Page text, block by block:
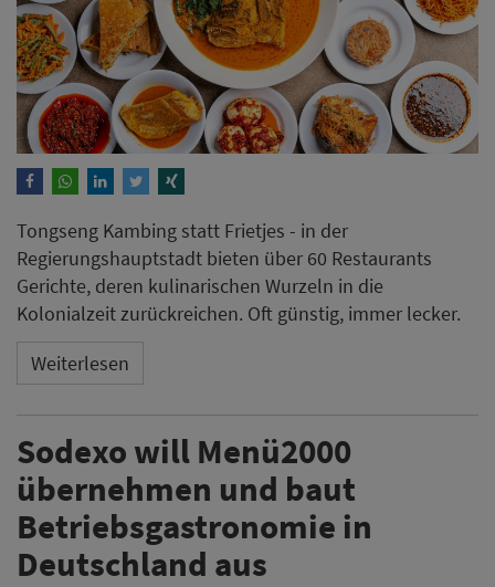
Tongseng Kambing statt Frietjes - in der
Regierungshauptstadt bieten über 60 Restaurants
Gerichte, deren kulinarischen Wurzeln in die
Kolonialzeit zurückreichen. Oft günstig, immer lecker.
Weiterlesen
Sodexo will Menü2000
übernehmen und baut
Betriebsgastronomie in
Deutschland aus